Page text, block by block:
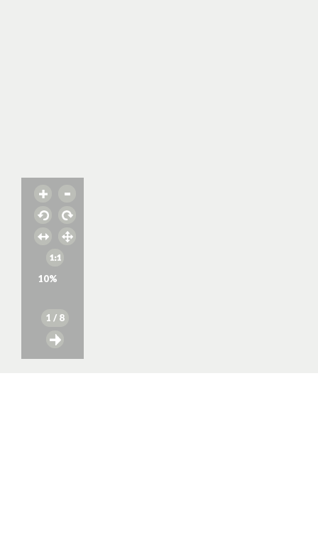
10%
1 / 8